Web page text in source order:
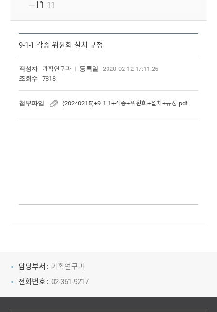
11
9-1-1 각종 위원회 설치 규정
작성자 기획연구과 등록일
2020-02-12 17:11:25
조회수
7818
첨부파일 (20240215)+9-1-1+각종+위원회+설치+규정.pdf
담당부서 : 기획연구과
전화번호 : 02-361-9217